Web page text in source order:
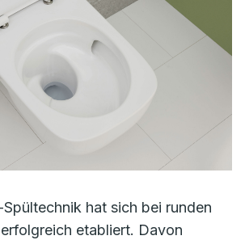
hat sich bei runden
etabliert. Davon